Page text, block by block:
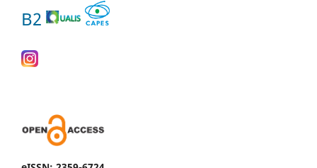
B2